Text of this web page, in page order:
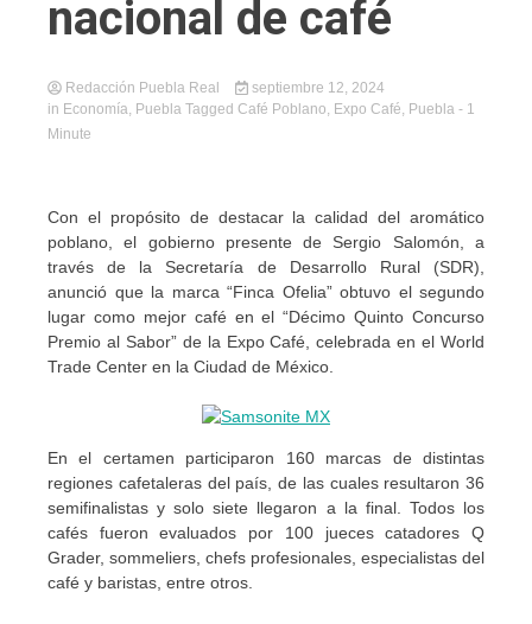
nacional de café
Redacción Puebla Real
septiembre 12, 2024
in Economía, Puebla Tagged Café Poblano, Expo Café, Puebla - 1
Minute
Con el propósito de destacar la calidad del aromático
poblano, el gobierno presente de Sergio Salomón, a
través de la Secretaría de Desarrollo Rural (SDR),
anunció que la marca “Finca Ofelia” obtuvo el segundo
lugar como mejor café en el “Décimo Quinto Concurso
Premio al Sabor” de la Expo Café, celebrada en el World
Trade Center en la Ciudad de México.
En el certamen participaron 160 marcas de distintas
regiones cafetaleras del país, de las cuales resultaron 36
semifinalistas y solo siete llegaron a la final. Todos los
cafés fueron evaluados por 100 jueces catadores Q
Grader, sommeliers, chefs profesionales, especialistas del
café y baristas, entre otros.